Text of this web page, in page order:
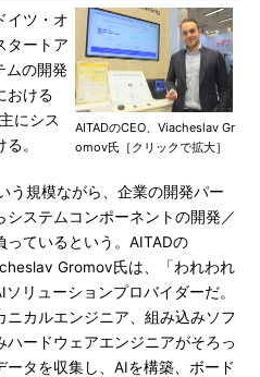
AITADのCEO、Viacheslav Gr
omov氏［クリックで拡大］
イツ・オ
タートア
ムの開発
おける
にシス
。
規模ながら、企業の開発パー
システムコンポーネントの開発／
ているという。AITADの
Gromov氏は、「われわれ
リューションプロバイダーだ。
カルエンジニア、組み込みソフ
ハードウェアエンジニアがそろっ
タを収集し、AIを構築、ボード